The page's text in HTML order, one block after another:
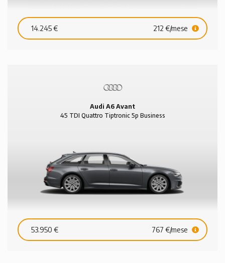
14.245 € 212 €/mese
Audi A6 Avant
45 TDI Quattro Tiptronic 5p Business
53.950 € 767 €/mese